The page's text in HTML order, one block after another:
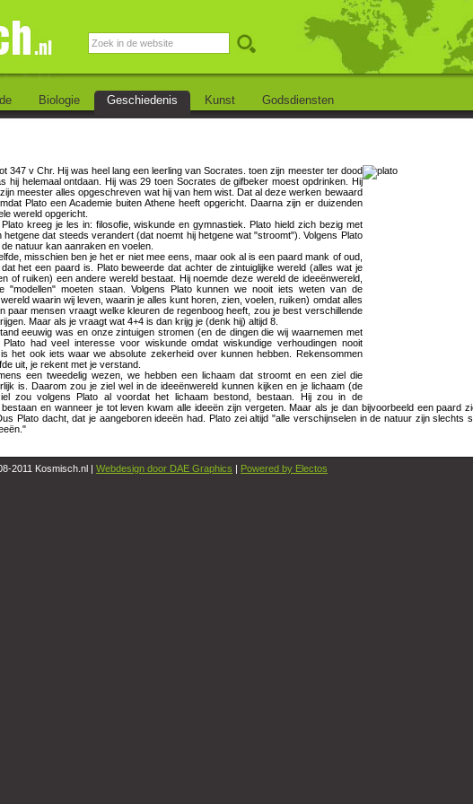
Biologie Geschiedenis Kunst Godsdiensten
347 v Chr. Hij was heel lang een leerling van Socrates. toen zijn meester ter dood
hij helemaal ontdaan. Hij was 29 toen Socrates de gifbeker moest opdrinken. Hij
meester alles opgeschreven wat hij van hem wist. Dat al deze werken bewaard
Plato een Academie buiten Athene heeft opgericht. Daarna zijn er duizenden
wereld opgericht.
kreeg je les in: filosofie, wiskunde en gymnastiek. Plato hield zich bezig met
hetgene dat steeds verandert (dat noemt hij hetgene wat "stroomt"). Volgens Plato
natuur kan aanraken en voelen.
misschien ben je het er niet mee eens, maar ook al is een paard mank of oud,
het een paard is. Plato beweerde dat achter de zintuiglijke wereld (alles wat je
of ruiken) een andere wereld bestaat. Hij noemde deze wereld de ideeënwereld,
"modellen" moeten staan. Volgens Plato kunnen we nooit iets weten van de
waarin wij leven, waarin je alles kunt horen, zien, voelen, ruiken) omdat alles
paar mensen vraagt welke kleuren de regenboog heeft, zou je best verschillende
Maar als je vraagt wat 4+4 is dan krijg je (denk hij) altijd 8.
eeuwig was en onze zintuigen stromen (en de dingen die wij waarnemen met
had veel interesse voor wiskunde omdat wiskundige verhoudingen nooit
het ook iets waar we absolute zekerheid over kunnen hebben. Rekensommen
uit, je rekent met je verstand.
een tweedelig wezen, we hebben een lichaam dat stroomt en een ziel die
is. Daarom zou je ziel wel in de ideeënwereld kunnen kijken en je lichaam (de
zou volgens Plato al voordat het lichaam bestond, bestaan. Hij zou in de
bestaan en wanneer je tot leven kwam alle ideeën zijn vergeten. Maar als je dan bijvoorbeeld een paard
Plato dacht, dat je aangeboren ideeën had. Plato zei altijd "alle verschijnselen in de natuur zijn slechts
2011 Kosmisch.nl |Webdesign door DAE Graphics | Powered by Electos